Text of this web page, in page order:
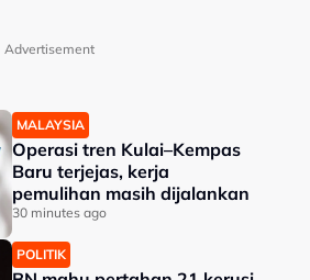
Advertisement
MALAYSIA
Operasi tren Kulai–Kempas
Baru terjejas, kerja
pemulihan masih dijalankan
30 minutes ago
POLITIK